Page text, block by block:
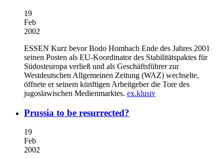
19
Feb
2002
ESSEN Kurz bevor Bodo Hombach Ende des Jahres 2001
seinen Posten als EU-Koordinator des Stabilitätspaktes für
Südosteuropa verließ und als Geschäftsführer zur
Westdeutschen Allgemeinen Zeitung (WAZ) wechselte,
öffnete er seinem künftigen Arbeitgeber die Tore des
jugoslawischen Medienmarktes. ex.klusiv
Prussia to be resurrected?
19
Feb
2002